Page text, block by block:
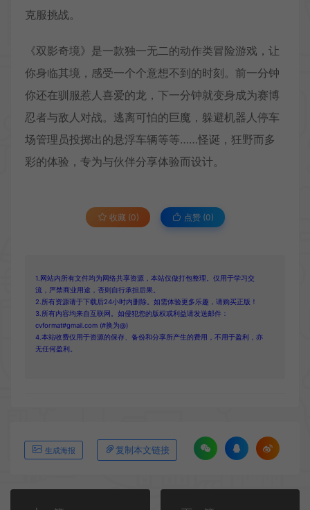
克服挑战。
《双影奇境》是一款独一无二的动作类冒险游戏，让
你身临其境，感受一个个意想不到的时刻。前一分钟
你还在驯服惹人喜爱的龙，下一分钟就变身成为赛博
忍者与敌人对战。逃离可怕的巨魔，躲避机器人停车
场管理员投掷出的悬浮车辆等等……怪诞，狂野而多
彩的体验，专为与伙伴分享体验而设计。
收藏 (0) 点赞 (0)
1.网站内所有文件均为网络共享资源，本站仅做打包整理。仅用于学习交
流，严禁商业用途，否则自行承担后果。
2.所有资源请于下载后24小时内删除。如需体验更多乐趣，请购买正版！
3.所有内容均来自互联网。如侵犯您的版权或利益请发送邮件：
cvformat#gmail.com (#换为@)
4.本站收费仅用于资源的保存、备份和分享所产生的费用，不用于盈利，亦
无任何盈利。
生成海报 复制本文链接